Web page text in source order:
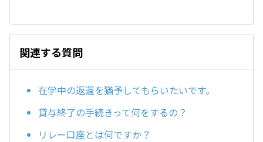
関連する質問
在学中の返還を猶予してもらいたいです。
貸与終了の手続きって何をするの？
リレー口座とは何ですか？